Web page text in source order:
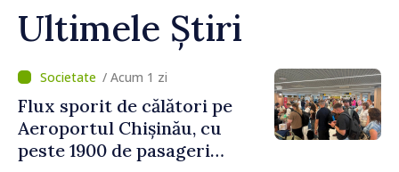
Ultimele Știri
/ Acum 1 zi
Flux sporit de călători pe
Aeroportul Chișinău, cu
peste 1900 de pasageri